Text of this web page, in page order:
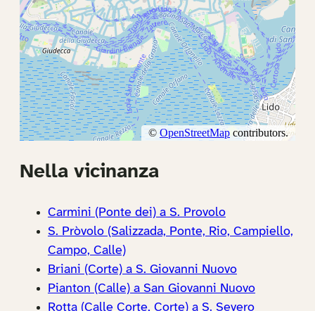
Nella vicinanza
Carmini (Ponte dei) a S. Provolo
S. Pròvolo (Salizzada, Ponte, Rio, Campiello,
Campo, Calle)
Briani (Corte) a S. Giovanni Nuovo
Pianton (Calle) a San Giovanni Nuovo
Rotta (Calle Corte, Corte) a S. Severo